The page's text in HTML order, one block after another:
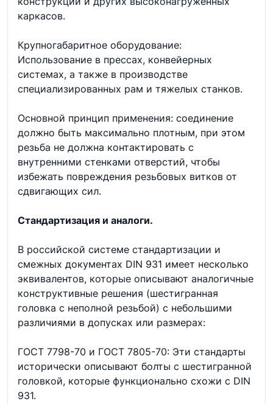
каркасов.
Крупногабаритное оборудование:
Использование в прессах, конвейерных
системах, а также в производстве
специализированных рам и тяжелых станков.
Основной принцип применения: соединение
должно быть максимально плотным, при этом
резьба не должна контактировать с
внутренними стенками отверстий, чтобы
избежать повреждения резьбовых витков от
сдвигающих сил.
Стандартизация и аналоги.
В российской системе стандартизации и
смежных документах DIN 931 имеет несколько
эквивалентов, которые описывают аналогичные
конструктивные решения (шестигранная
головка с неполной резьбой) с небольшими
различиями в допусках или размерах:
ГОСТ 7798-70 и ГОСТ 7805-70: Эти стандарты
исторически описывают болты с шестигранной
головкой, которые функционально схожи с DIN
931.